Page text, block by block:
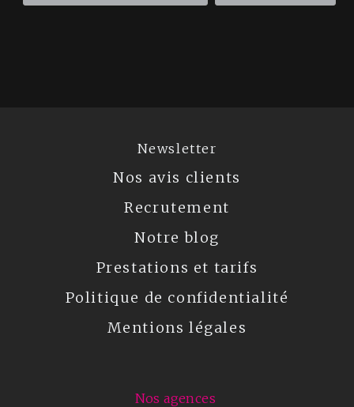
Newsletter
Nos avis clients
Recrutement
Notre blog
Prestations et tarifs
Politique de confidentialité
Mentions légales
Nos agences